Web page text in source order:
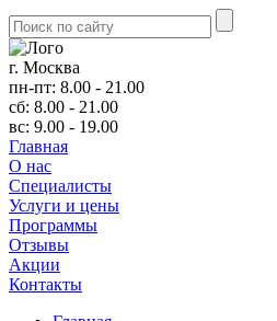
г. Москва
пн-пт: 8.00 - 21.00
сб: 8.00 - 21.00
вс: 9.00 - 19.00
Главная
О нас
Cпециалисты
Услуги и цены
Программы
Отзывы
Акции
Контакты